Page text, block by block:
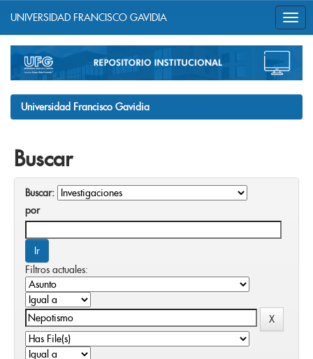
navigation
UNIVERSIDAD FRANCISCO GAVIDIA
Universidad Francisco Gavidia
Buscar
Buscar:
por
Filtros actuales: